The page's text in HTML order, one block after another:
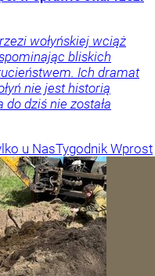
wołyńskiej wciąż
bliskich
Ich dramat
nie jest historią
dziś nie została
u NasTygodnik Wprost